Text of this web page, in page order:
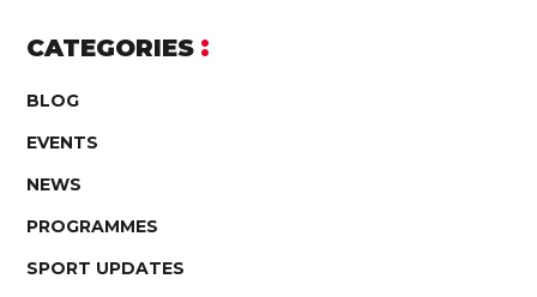
CATEGORIES
BLOG
EVENTS
NEWS
PROGRAMMES
SPORT UPDATES